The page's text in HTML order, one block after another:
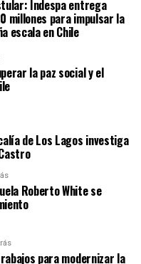
Indespa entrega
millones para impulsar la
escala en Chile
la paz social y el
de Los Lagos investiga
Roberto White se
para modernizar la